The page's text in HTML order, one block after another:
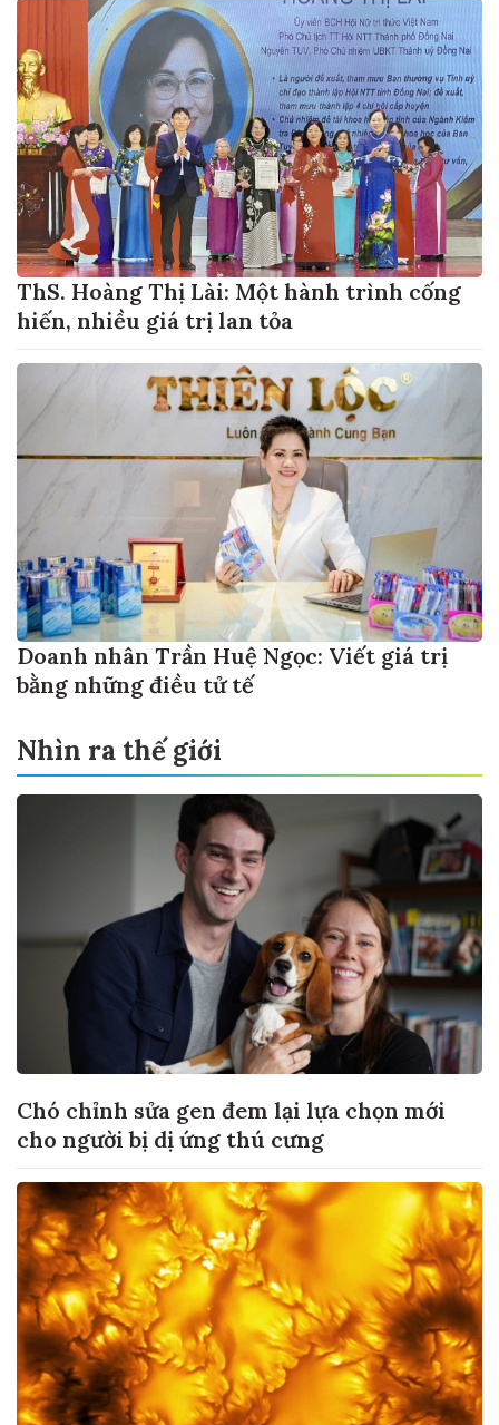
ThS. Hoàng Thị Lài: Một hành trình cống
hiến, nhiều giá trị lan tỏa
Doanh nhân Trần Huệ Ngọc: Viết giá trị
bằng những điều tử tế
Nhìn ra thế giới
Chó chỉnh sửa gen đem lại lựa chọn mới
cho người bị dị ứng thú cưng